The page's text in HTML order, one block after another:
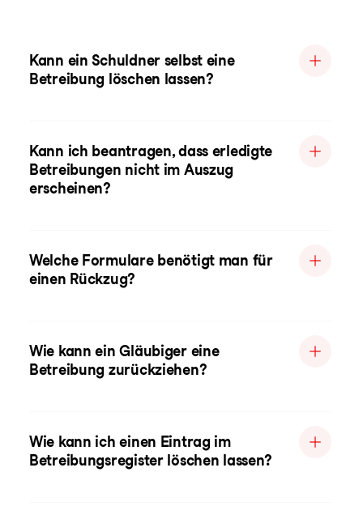
Kann ein Schuldner selbst eine
Betreibung löschen lassen?
Kann ich beantragen, dass erledigte
Betreibungen nicht im Auszug
erscheinen?
Welche Formulare benötigt man für
einen Rückzug?
Wie kann ein Gläubiger eine
Betreibung zurückziehen?
Wie kann ich einen Eintrag im
Betreibungsregister löschen lassen?